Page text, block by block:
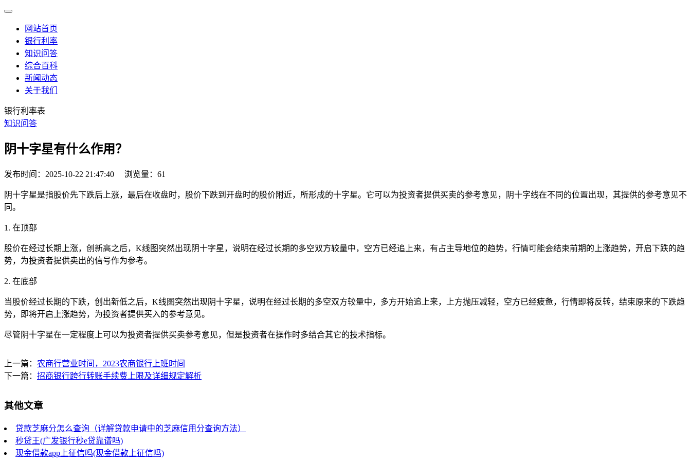
网站首页
银行利率
知识问答
综合百科
新闻动态
关于我们
银行利率表
知识问答
阴十字星有什么作用？
发布时间：2025-10-22 21:47:40 浏览量：61
阴十字星是指股价先下跌后上涨，最后在收盘时，股价下跌到开盘时的股价附近，所形成的十字星。它可以为投资者提供买卖的参考意见，阴十字线在不同的位置出现，其提供的参考意见不
同。
1. 在顶部
股价在经过长期上涨，创新高之后，K线图突然出现阴十字星，说明在经过长期的多空双方较量中，空方已经追上来，有占主导地位的趋势，行情可能会结束前期的上涨趋势，开启下跌的趋
势，为投资者提供卖出的信号作为参考。
2. 在底部
当股价经过长期的下跌，创出新低之后，K线图突然出现阴十字星，说明在经过长期的多空双方较量中，多方开始追上来，上方抛压减轻，空方已经疲惫，行情即将反转，结束原来的下跌趋
势，即将开启上涨趋势，为投资者提供买入的参考意见。
尽管阴十字星在一定程度上可以为投资者提供买卖参考意见，但是投资者在操作时多结合其它的技术指标。
上一篇： 农商行营业时间，2023农商银行上班时间
下一篇： 招商银行跨行转账手续费上限及详细规定解析
其他文章
贷款芝麻分怎么查询（详解贷款申请中的芝麻信用分查询方法）
秒贷王(广发银行秒e贷靠谱吗)
现金借款app上征信吗(现金借款上征信吗)